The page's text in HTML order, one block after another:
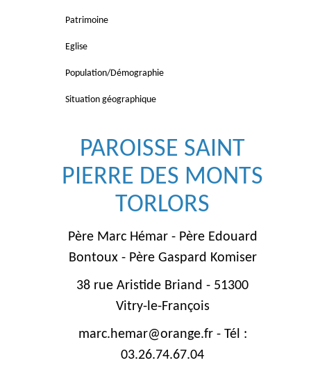
Patrimoine
Eglise
Population/Démographie
Situation géographique
PAROISSE SAINT
PIERRE DES MONTS
TORLORS
Père Marc Hémar - Père Edouard
Bontoux - Père Gaspard Komiser
38 rue Aristide Briand - 51300
Vitry-le-François
marc.hemar@orange.fr - Tél :
03.26.74.67.04